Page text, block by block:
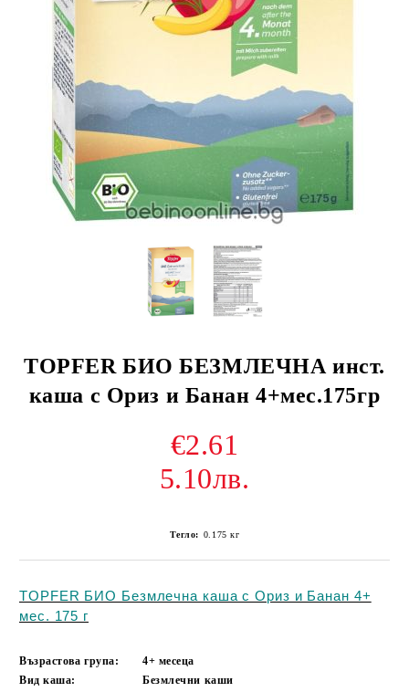
TOPFER БИО БЕЗМЛЕЧНА инст.
каша с Ориз и Банан 4+мес.175гр
€2.61
5.10лв.
Тегло: 0.175 кг
TOPFER БИО Безмлечна каша с Ориз и Банан 4+
мес. 175 г
Възрастова група:
4+ месеца
Вид каша:
Безмлечни каши